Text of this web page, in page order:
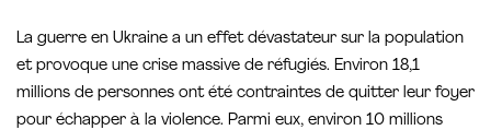
La guerre en Ukraine a un effet dévastateur sur la population
et provoque une crise massive de réfugiés. Environ 18,1
millions de personnes ont été contraintes de quitter leur foyer
pour échapper à la violence. Parmi eux, environ 10 millions